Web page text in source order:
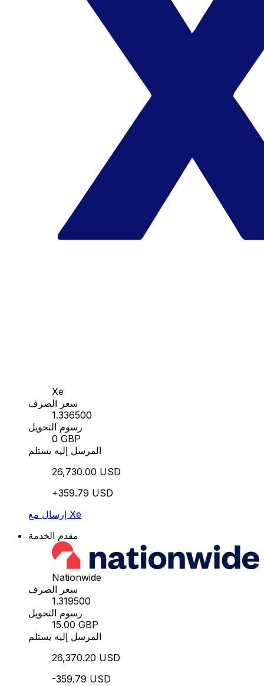
Xe
سعر الصرف
1.336500
رسوم التحويل
0 GBP
المرسل إليه يستلم
26,730.00 USD
+359.79 USD
إرسال مع Xe
مقدم الخدمة
Nationwide
سعر الصرف
1.319500
رسوم التحويل
15.00 GBP
المرسل إليه يستلم
26,370.20 USD
-359.79 USD